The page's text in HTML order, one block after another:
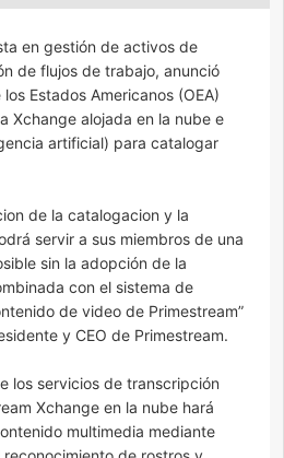
en gestión de activos de
de flujos de trabajo, anunció
Estados Americanos (OEA)
Xchange alojada en la nube e
artificial) para catalogar
de la catalogacion y la
servir a sus miembros de una
sin la adopción de la
con el sistema de
de video de Primestream”
y CEO de Primestream.
los servicios de transcripción
Xchange en la nube hará
multimedia mediante